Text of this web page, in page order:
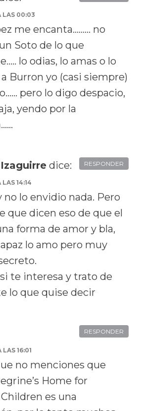
LAS 00:03
me encanta……… no
Soto de lo que
lo odias, lo amas o lo
Burron yo (casi siempre)
pero lo digo despacio,
yendo por la
dice:
14:14
no lo envidio nada. Pero
que dicen eso de que el
forma de amor y bla,
lo amo pero muy
te interesa y trato de
lo que quise decir
RESPONDER
16:01
no menciones que
Home for
es una
RESPONDER